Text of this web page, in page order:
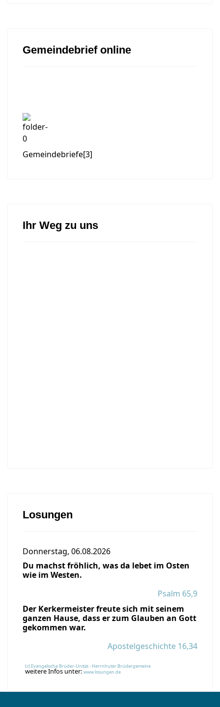
Gemeindebrief online
Gemeindebriefe[3]
Ihr Weg zu uns
Losungen
Donnerstag, 06.08.2026
Du machst fröhlich, was da lebet im Osten
wie im Westen.
Psalm 65,9
Der Kerkermeister freute sich mit seinem
ganzen Hause, dass er zum Glauben an Gott
gekommen war.
Apostelgeschichte 16,34
(c) Evangelische Brüder-Unität - Herrnhuter Brüdergemeine
weitere Infos unter: www.losungen.de